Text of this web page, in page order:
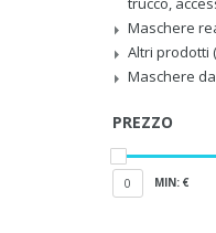
Maschere
Altri prodotti
Maschere
PREZZO
0 MIN: €